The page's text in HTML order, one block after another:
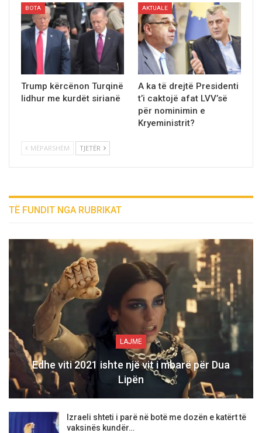
BOTA
Trump kërcënon Turqinë
lidhur me kurdët sirianë
AKTUALE
A ka të drejtë Presidenti
t’i caktojë afat LVV’së
për nominimin e
Kryeministrit?
MËPARSHËM TJETËR
TË FUNDIT NGA RUBRIKAT
LAJME
Edhe viti 2021 ishte një vit i mbarë për Dua
Lipën
Izraeli shteti i parë në botë me dozën e katërt të
vaksinës kundër…